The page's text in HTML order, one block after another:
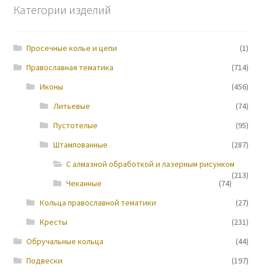
Прайс-лист
Контакты
Новости
Категории изделий
Просечные колье и цепи
(1)
Православная тематика
(714)
Иконы
(456)
Литьевые
(74)
Пустотелые
(95)
Штампованные
(287)
С алмазной обработкой и лазерным рисунком
(213)
Чеканные
(74)
Кольца православной тематики
(27)
Кресты
(231)
Обручальные кольца
(44)
Подвески
(197)